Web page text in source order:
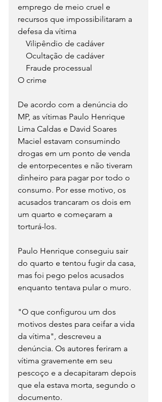
emprego de meio cruel e
recursos que impossibilitaram a
defesa da vítima
    Vilipêndio de cadáver
    Ocultação de cadáver
    Fraude processual
O crime
De acordo com a denúncia do
MP, as vítimas Paulo Henrique
Lima Caldas e David Soares
Maciel estavam consumindo
drogas em um ponto de venda
de entorpecentes e não tiveram
dinheiro para pagar por todo o
consumo. Por esse motivo, os
acusados trancaram os dois em
um quarto e começaram a
torturá-los.
Paulo Henrique conseguiu sair
do quarto e tentou fugir da casa,
mas foi pego pelos acusados
enquanto tentava pular o muro.
"O que configurou um dos
motivos destes para ceifar a vida
da vítima", descreveu a
denúncia. Os autores feriram a
vítima gravemente em seu
pescoço e a decapitaram depois
que ela estava morta, segundo o
documento.